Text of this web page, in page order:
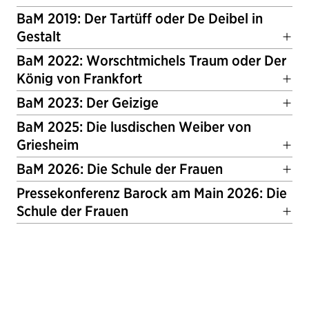
BaM 2019: Der Tartüff oder De Deibel in
Gestalt
BaM 2022: Worschtmichels Traum oder Der
König von Frankfort
BaM 2023: Der Geizige
BaM 2025: Die lusdischen Weiber von
Griesheim
BaM 2026: Die Schule der Frauen
Pressekonferenz Barock am Main 2026: Die
Schule der Frauen